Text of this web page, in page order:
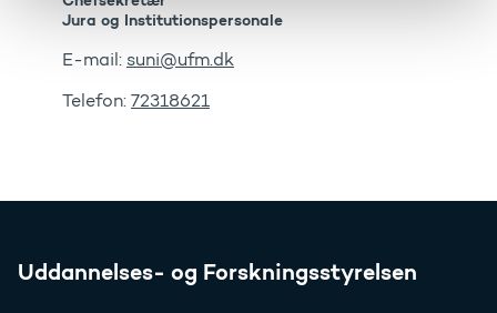
Jura og Institutionspersonale
E-mail: suni@ufm.dk
Telefon: 72318621
Uddannelses- og Forskningsstyrelsen